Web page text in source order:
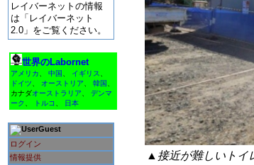
レイバーネットの情報
は「レイバーネット
2.0」をご覧ください。
世界のLabornet
アメリカ 中国 イギリス
ドイツ
オーストリア 韓国
カナダオーストラリア
デンマ
ーク
トルコ 日本
Guest
ログイン
情報提供
▲接近が難しいトイ